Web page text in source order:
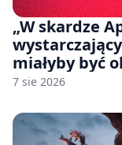
„W skardze
miałyby być
handlowej”.
7 sie 2026